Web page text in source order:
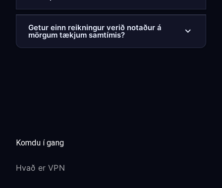
Getur einn reikningur verið notaður á
mörgum tækjum samtímis?
Komdu í gang
Hvað er VPN